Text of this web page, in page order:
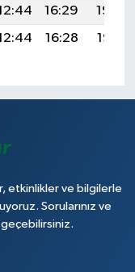
16:29
19:30
16:28 19:28
etkinlikler ve bilgilerle
Sorularınız ve